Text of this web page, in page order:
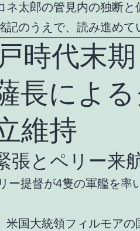
ネ太郎の管見内の独断と
記のうえで、読み進めて
時代末
長によ
維持
張とペリー来
ー提督が4隻の軍艦を率
米国大統領フィルモアの